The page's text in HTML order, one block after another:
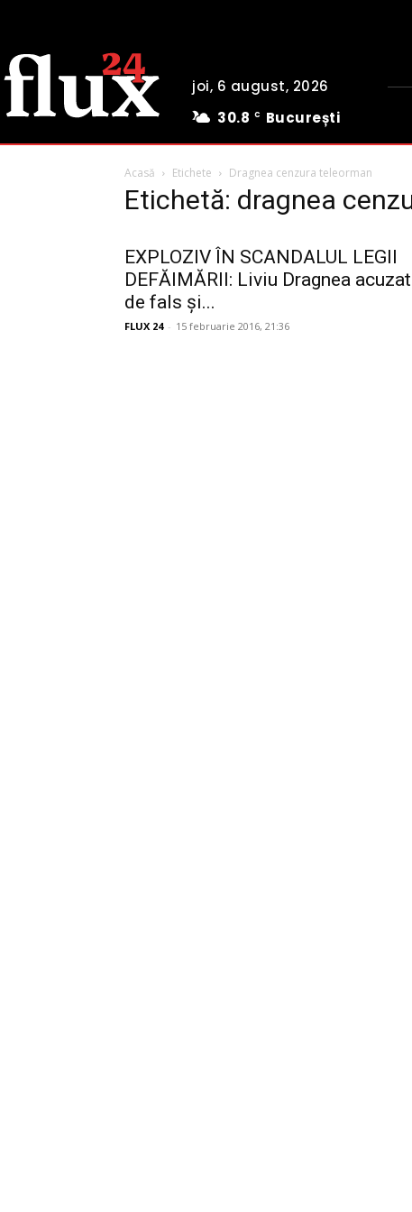
joi, 6 august, 2026
30.8 C București
Acasă Etichete Dragnea cenzura teleorman
Etichetă: dragnea
EXPLOZIV ÎN SCANDALUL LEGII
DEFĂIMĂRII: Liviu Dragnea acuzat
de fals și...
FLUX 24 - 15 februarie 2016, 21:36